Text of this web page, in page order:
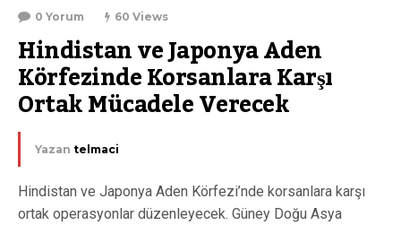
0 Yorum
60 Views
Hindistan ve Japonya Aden
Körfezinde Korsanlara Karşı
Ortak Mücadele Verecek
Yazan telmaci
Hindistan ve Japonya Aden Körfezi’nde korsanlara karşı
ortak operasyonlar düzenleyecek. Güney Doğu Asya